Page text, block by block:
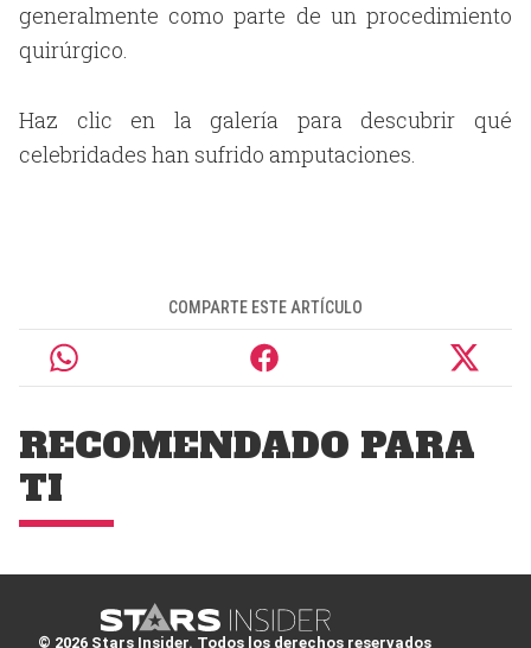
generalmente como parte de un procedimiento
quirúrgico.
Haz clic en la galería para descubrir qué
celebridades han sufrido amputaciones.
COMPARTE ESTE ARTÍCULO
RECOMENDADO PARA
TI
© 2026 Stars Insider. Todos los derechos reservados